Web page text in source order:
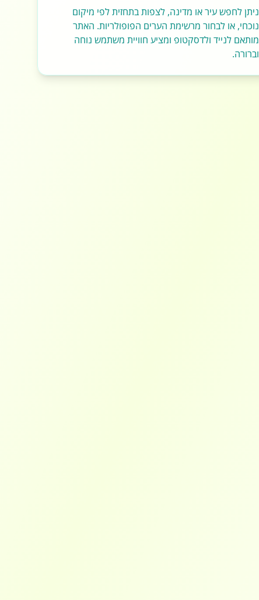
ניתן לחפש עיר או מדינה, לצפות בתחזית לפי מיקום
נוכחי, או לבחור מרשימת הערים הפופולריות. האתר
מותאם לנייד ולדסקטופ ומציע חוויית משתמש נוחה
וברורה.